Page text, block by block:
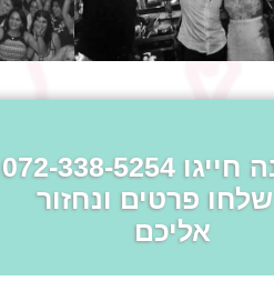
חייגו072-338-5254
פרטים ונחזור
אליכם